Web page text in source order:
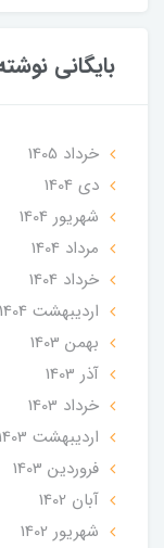
بایگانی
خرداد 1405
دی 1404
شهریور 1404
مرداد 1404
خرداد 1404
ارديبهشت 1404
بهمن 1403
آذر 1403
خرداد 1403
ارديبهشت 1403
فروردین 1403
آبان 1402
شهریور 1402